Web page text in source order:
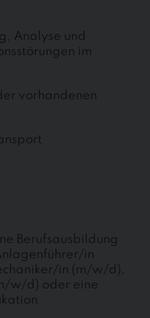
Analyse und
im
vorhandenen
Berufsausbildung
in
in (m/w/d),
w/d) oder eine